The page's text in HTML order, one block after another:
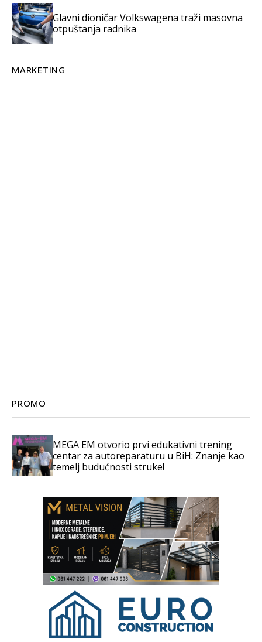
Glavni dioničar Volkswagena traži masovna
otpuštanja radnika
MARKETING
PROMO
MEGA EM otvorio prvi edukativni trening
centar za autoreparaturu u BiH: Znanje kao
temelj budućnosti struke!